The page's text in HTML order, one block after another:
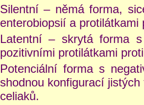
Silentní – němá forma,
enterobiopsií a
Latentní – skrytá forma
pozitivními protilátkami
Potenciální forma s
shodnou konfigurací
celiaků.